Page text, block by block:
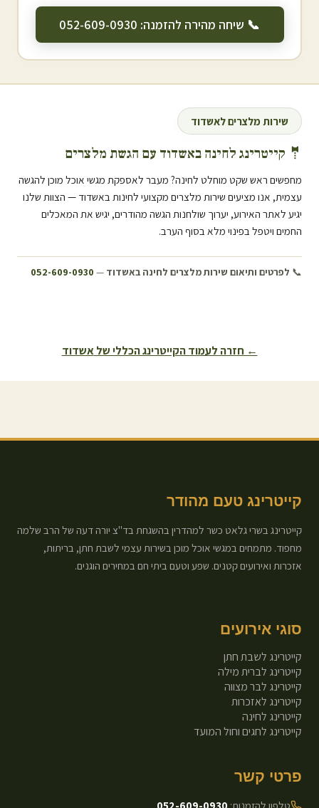
📞 שיחה מהירה להזמנה: 052-609-0930
שירות מלצרים לאשדוד
🤵 קייטרינג לחינה באשדוד עם הגשת מלצרים
מחפשים ראש שקט מוחלט לחינה? מעבר לאספקת מגשי אוכל מוכן להגשה
עצמית, אנו מציעים שירות מלצרים מקצועי לחינות באשדוד — הצוות שלנו
יגיע לאתר האירוע, יערוך שולחנות הגשה מהודרים, יגיש את המאכלים
החמים ויטפל בפינוי מלא בסוף הערב.
📞 לפרטים ותיאום שירות מלצרים לחינה באשדוד —
052-609-0930
← חזרה לעמוד הקייטרינג הכללי שלאשדוד
קייטרינג טעם מהודר
קייטרינג בשרי גלאט כשר למהדרין בהשגחת בד"צ יורה דעה של הרב שלמה
מחפוד. מתמחים במגשי אוכל מוכן בשירות עצמי לשבת חתן, בריתות,
אזכרות ואירועים קטנים. שפע וטעם ביתי חם במחירים הוגנים.
סוגי אירועים
קייטרינג לשבת חתן
קייטרינג לברית מילה
קייטרינג לבר מצווה
קייטרינג לאזכרות
קייטרינג לחינה
קייטרינג לחגים וחול המועד
פרטי קשר
טלפון להזמנות: 052-609-0930